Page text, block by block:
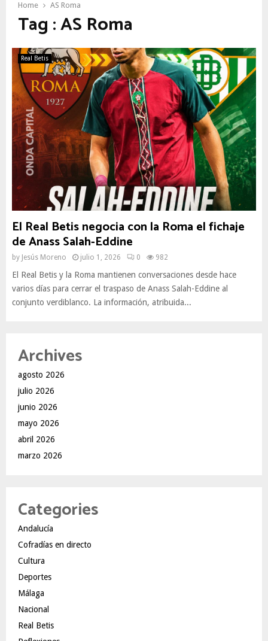
Home AS Roma
Tag : AS Roma
Real Betis
El Real Betis negocia con la Roma el fichaje
de Anass Salah-Eddine
by Jesús Moreno julio 1, 2026 0 982
El Real Betis y la Roma mantienen conversaciones desde hace
varios días para cerrar el traspaso de Anass Salah-Eddine al
conjunto verdiblanco. La información, atribuida...
Archives
agosto 2026
julio 2026
junio 2026
mayo 2026
abril 2026
marzo 2026
Categories
Andalucía
Cofradías en directo
Cultura
Deportes
Málaga
Nacional
Real Betis